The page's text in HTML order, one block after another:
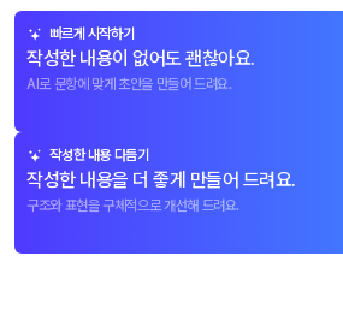
빠르게 시작하기
작성한 내용이 없어도 괜찮아요.
AI로 문항에 맞게 초안을 만들어 드려요.
작성한 내용 다듬기
작성한 내용을 더 좋게 만들어 드려요.
구조와 표현을 구체적으로 개선해 드려요.